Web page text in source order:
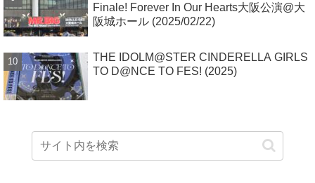
Finale! Forever In Our Hearts大阪公演@大
阪城ホール (2025/02/22)
THE IDOLM@STER CINDERELLA GIRLS
TO D@NCE TO FES! (2025)